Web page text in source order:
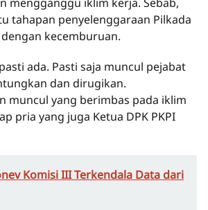
tahapan penyelenggaraan Pilkada
kecemburuan.
ada. Pasti saja muncul pejabat
dan dirugikan.
muncul yang berimbas pada iklim
pria yang juga Ketua DPK PKPI
Komisi III Terkendala Data dari